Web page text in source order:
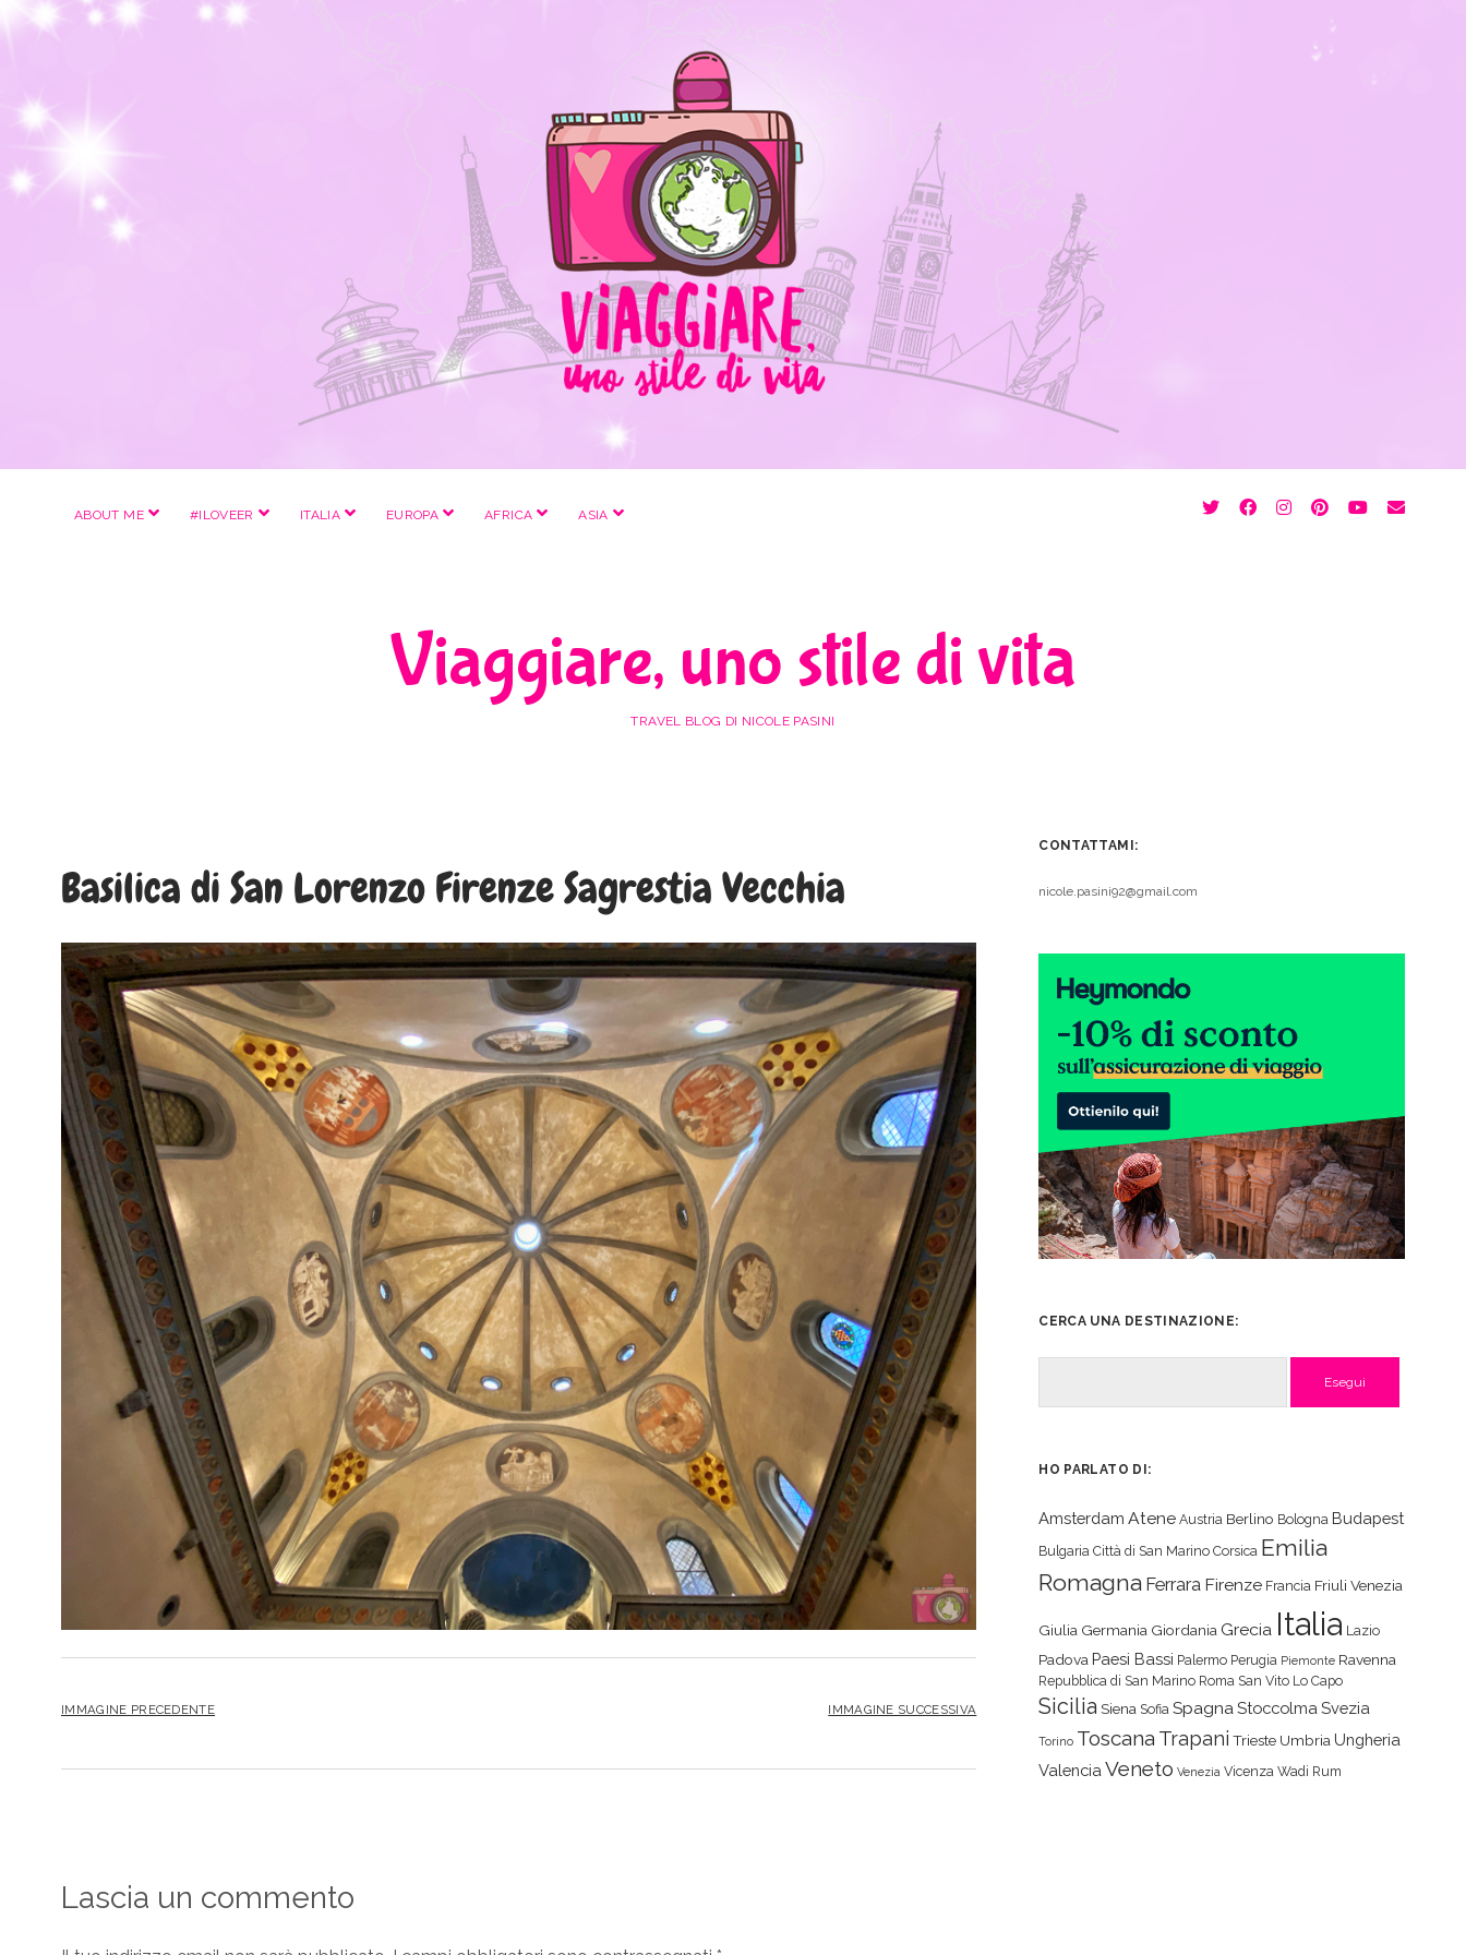
ABOUT ME apri
#ILOVEER apri
ITALIA apri
EUROPA apri
AFRICA apri
ASIA apri
twitterfacebookinstagram
pinterest
youtube
email
Viaggiare, uno stile di vita
TRAVEL BLOG DI NICOLE PASINI
Basilica di San Lorenzo Firenze Sagrestia Vecchia
IMMAGINE PRECEDENTE IMMAGINE SUCCESSIVA
Lascia un commento
CONTATTAMI:
nicole.pasini92@gmail.com
CERCA UNA DESTINAZIONE:
HO PARLATO DI:
Amsterdam Atene Austria Berlino Bologna Budapest
Bulgaria Città di San Marino Corsica Emilia
Romagna Ferrara Firenze Francia Friuli Venezia
Giulia Germania Giordania Grecia Italia Lazio
Padova Paesi Bassi Palermo Perugia Piemonte Ravenna
Repubblica di San Marino Roma San Vito Lo Capo
Sicilia Siena Sofia SpagnaStoccolma Svezia
Torino Toscana Trapani Trieste Umbria Ungheria
Valencia Veneto Venezia Vicenza Wadi Rum